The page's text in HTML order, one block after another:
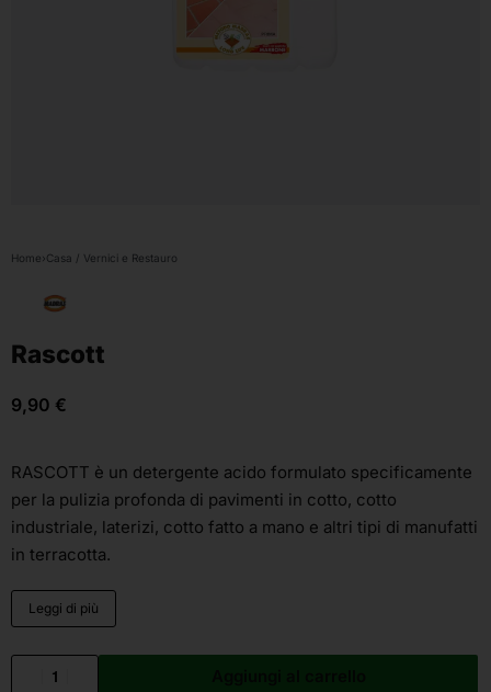
Home›Casa / Vernici e Restauro
Rascott
9,90 €
RASCOTT è un detergente acido formulato specificamente
per la pulizia profonda di pavimenti in cotto, cotto
industriale, laterizi, cotto fatto a mano e altri tipi di manufatti
in terracotta.
Leggi di più